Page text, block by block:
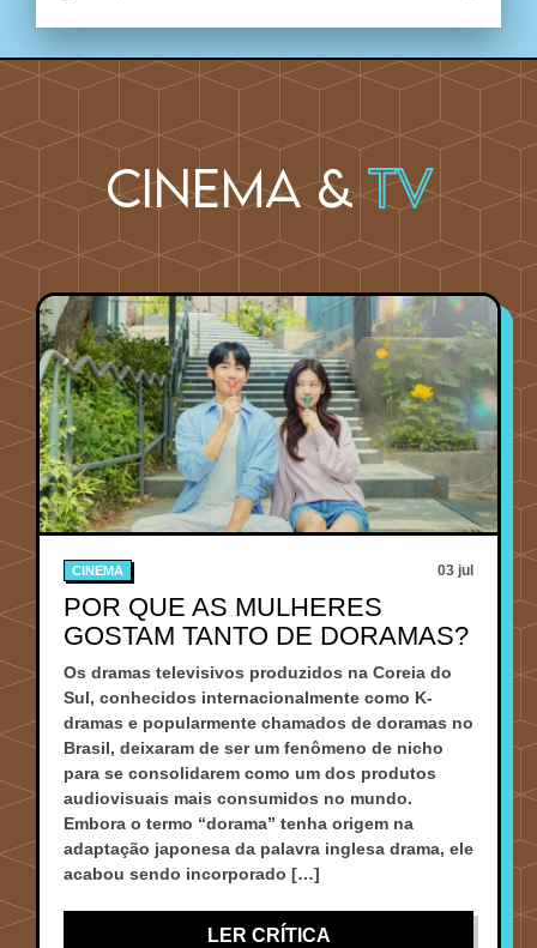
Cinema &TV
CINEMA 03 jul
POR QUE AS MULHERES
GOSTAM TANTO DE DORAMAS?
Os dramas televisivos produzidos na Coreia do
Sul, conhecidos internacionalmente como K-
dramas e popularmente chamados de doramas no
Brasil, deixaram de ser um fenômeno de nicho
para se consolidarem como um dos produtos
audiovisuais mais consumidos no mundo.
Embora o termo “dorama” tenha origem na
adaptação japonesa da palavra inglesa drama, ele
acabou sendo incorporado […]
LER CRÍTICA